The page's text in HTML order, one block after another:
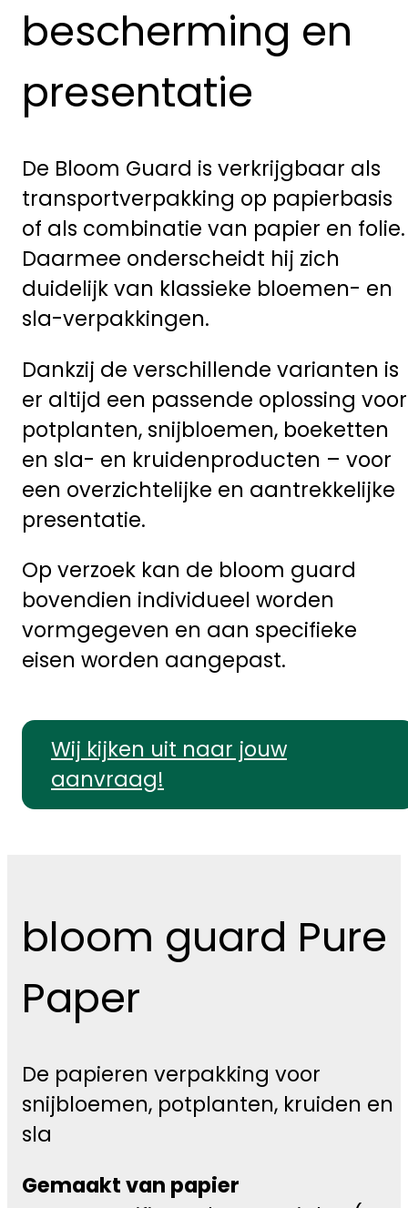
bescherming en
presentatie
De Bloom Guard is verkrijgbaar als
transportverpakking op papierbasis
of als combinatie van papier en folie.
Daarmee onderscheidt hij zich
duidelijk van klassieke bloemen- en
sla-verpakkingen.
Dankzij de verschillende varianten is
er altijd een passende oplossing voor
potplanten, snijbloemen, boeketten
en sla- en kruidenproducten – voor
een overzichtelijke en aantrekkelijke
presentatie.
Op verzoek kan de bloom guard
bovendien individueel worden
vormgegeven en aan specifieke
eisen worden aangepast.
Wij kijken uit naar jouw
aanvraag!
bloom guard Pure
Paper
De papieren verpakking voor
snijbloemen, potplanten, kruiden en
sla
Gemaakt van papier